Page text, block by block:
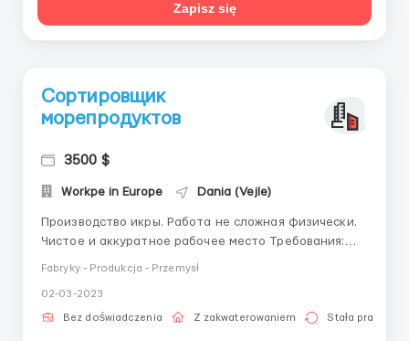
Zapisz się
Сортировщик
морепродуктов
3500 $
Workpe in Europe Dania (Vejle)
Производство икры. Работа не сложная физически.
Чистое и аккуратное рабочее место Требования:
-Можно без знания языка -Возраст от 18 до 60 лет
не обязателен(проводят полноценное обучение)
-Наличие загранпаспорта Обязанности...
Fabryky - Produkcja - Przemysł
02-03-2023
Bez doświadczenia Z zakwaterowaniem Stała praca